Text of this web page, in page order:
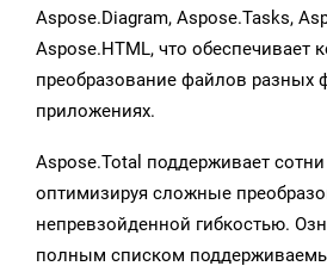
Aspose.Diagram, Aspose.Tasks,
Aspose.HTML, что обеспечивает
преобразование файлов разных
приложениях.
Aspose.Total поддерживает
оптимизируя сложные
непревзойденной гибкостью.
полным списком